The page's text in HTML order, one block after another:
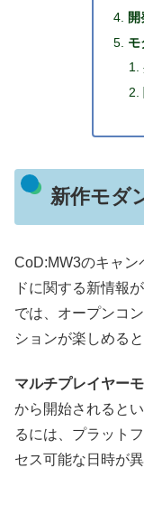
モ
新作モダ
CoD:MW3のキャン
ドに関する新情報
では、オープンコ
ションが楽しめる
マルチプレイヤー
から開始されると
るには、プラット
セス可能な日時が